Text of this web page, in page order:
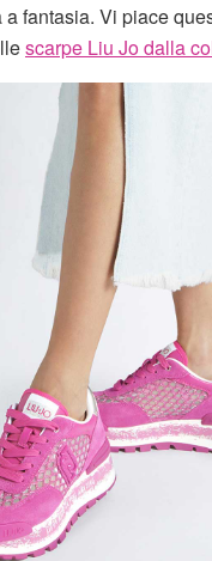
fantasia. Vi piace
scarpe Liu Jo dalla